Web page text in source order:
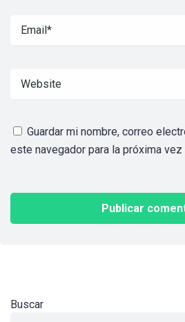
Guardar mi nombre, correo
este navegador para la próxima vez
Buscar